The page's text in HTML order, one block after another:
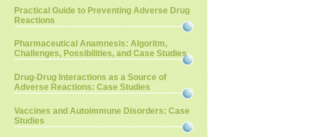
Practical Guide to Preventing Adverse Drug
Reactions
Pharmaceutical Anamnesis: Algoritm,
Challenges, Possibilities, and Case Studies
Drug-Drug Interactions as a Source of
Adverse Reactions: Case Studies
Vaccines and Autoimmune Disorders: Case
Studies